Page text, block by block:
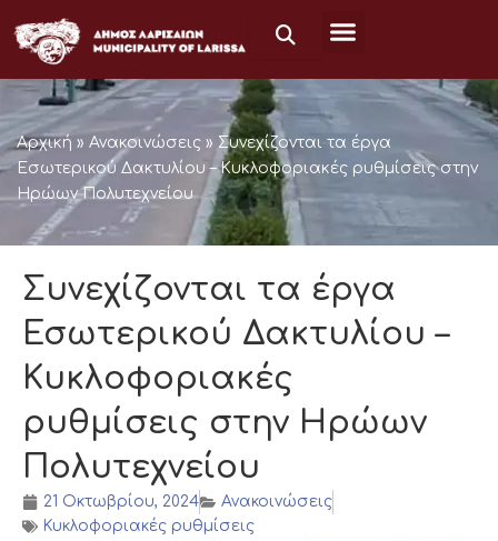
στο
περιεχόμενο
Αρχική » Ανακοινώσεις » Συνεχίζονται τα έργα
Εσωτερικού Δακτυλίου – Κυκλοφοριακές ρυθμίσεις στην
Ηρώων Πολυτεχνείου
Συνεχίζονται τα έργα
Εσωτερικού Δακτυλίου –
Κυκλοφοριακές
ρυθμίσεις στην Ηρώων
Πολυτεχνείου
21 Οκτωβρίου, 2024
Ανακοινώσεις
Κυκλοφοριακές ρυθμίσεις